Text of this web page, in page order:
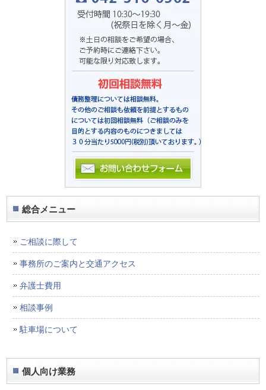
総合メニュー
ご相談に際して
事務所のご案内と交通アクセス
弁護士費用
相談事例
駐車場について
個人向け業務